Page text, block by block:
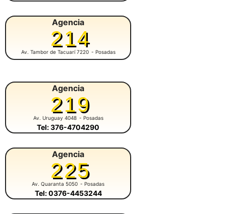
Agencia
214
Av. Tambor de Tacuarí 7220 - Posadas
Agencia
219
Av. Uruguay 4048 - Posadas
Tel: 376-4704290
Agencia
225
Av. Quaranta 5050 - Posadas
Tel: 0376-4453244